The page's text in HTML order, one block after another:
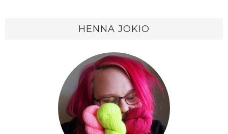
HENNA JOKIO